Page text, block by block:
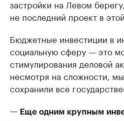
застройки на Левом
не последний проект в
Бюджетные инвестиции в
социальную сферу — это
стимулирования деловой
несмотря на сложности,
сохранили все
— Еще одним крупным